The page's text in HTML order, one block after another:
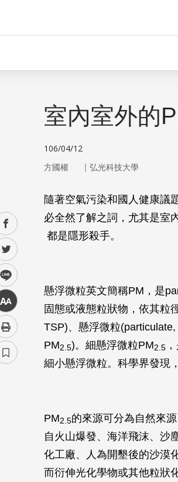
中
室內室外的
106/04/12
方國權 ｜ 弘光科技大學
隨著空氣污染和國人健康議
必全然了解之詞，尤其是室
都是隱形殺手。
懸浮微粒英文簡稱PM，是
固態或液態粒狀物，依其粒
TSP)、懸浮微粒(particulate,
PM2.5)。細懸浮微粒PM2.5
細小懸浮微粒。科學界發現
PM2.5的來源可分為自然來
自火山爆發、海洋飛沫、沙
化工廠、人為開墾後的沙漠
而衍伸光化學物或其他粒狀